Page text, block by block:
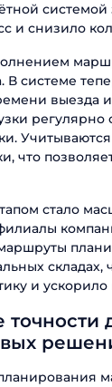
системой
и снизило
В системе
выезда
регулярно
что
стало
складах,
и ускорило